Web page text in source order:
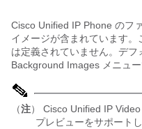
Cisco Unified IP Phone のフ
イメージが含まれています
は定義されていません。デ
Background Images メニュ
（注） Cisco Unified IP
プレビューをサポート